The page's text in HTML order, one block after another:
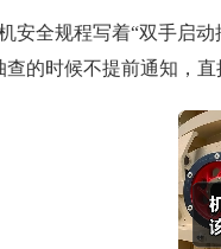
安全规程写着“双手启
的时候不提前通知，